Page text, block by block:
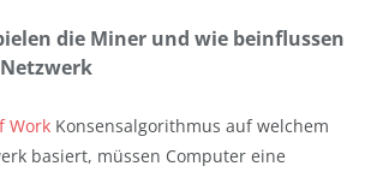
die Miner und wie beinflussen
Work Konsensalgorithmus auf welchem
basiert, müssen Computer eine